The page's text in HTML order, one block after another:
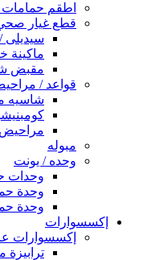
اطقم
قطع غيار
سيديلى
ماكينة
مقبض
قواعد /
شاسيه
مبوله
وحده / يونت
وحدات
وحدة
وحدة
إكسسوارات
إكسسوارات
ترابيزة